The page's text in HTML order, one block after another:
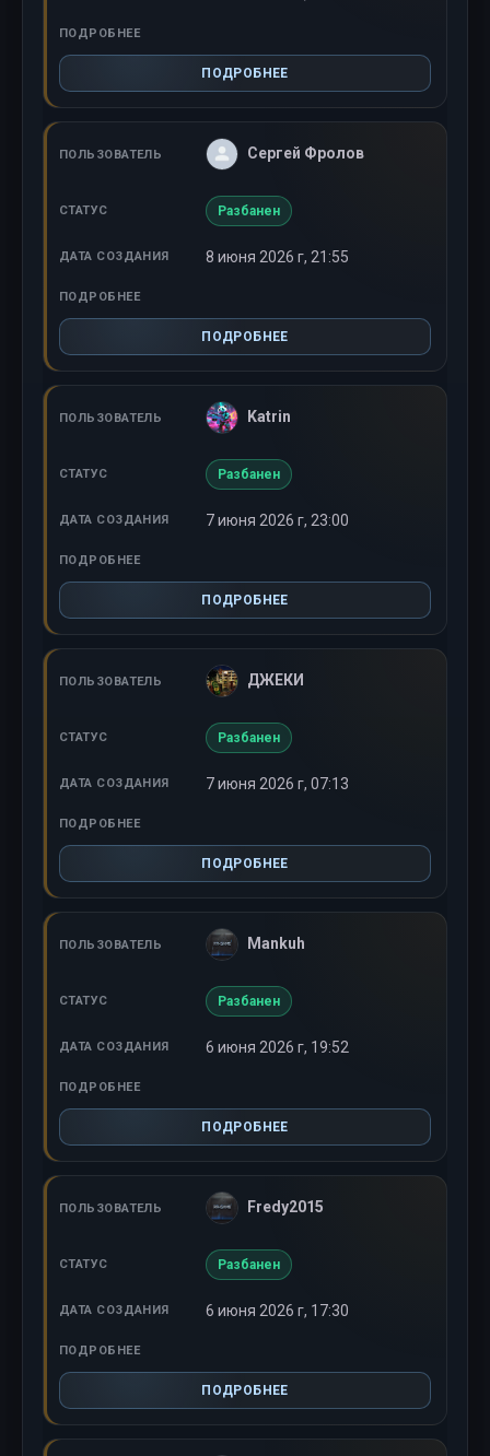
ПОДРОБНЕЕ
Сергей Фролов
Разбанен
8 июня 2026 г, 21:55
ПОДРОБНЕЕ
Katrin
Разбанен
7 июня 2026 г, 23:00
ПОДРОБНЕЕ
ДЖЕКИ
Разбанен
7 июня 2026 г, 07:13
ПОДРОБНЕЕ
Mankuh
Разбанен
6 июня 2026 г, 19:52
ПОДРОБНЕЕ
Fredy2015
Разбанен
6 июня 2026 г, 17:30
ПОДРОБНЕЕ